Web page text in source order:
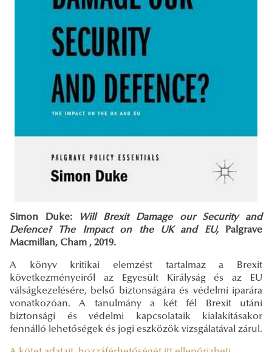
Simon Duke:
Will Brexit Damage our Security and
Defence? The Impact on the UK and EU,Palgrave
Macmillan, Cham , 2019.
A könyv kritikai elemzést tartalmaz a Brexit
következményeiről az Egyesült Királyság és az EU
válságkezelésére, belső biztonságára és védelmi iparára
vonatkozóan. A tanulmány a két fél Brexit utáni
biztonsági és védelmi kapcsolataik kialakításakor
fennálló lehetőségek és jogi eszközök vizsgálatával zárul.